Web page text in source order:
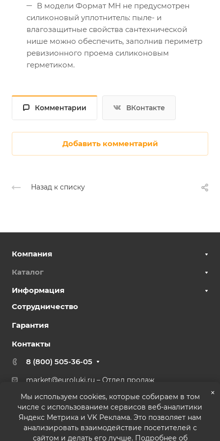
В модели Формат МН не предусмотрен
силиконовый уплотнитель: пыле- и
влагозащитные свойства сантехнической
нише можно обеспечить, заполнив периметр
ревизионного проема силиконовым
герметиком.
Комментарии ВКонтакте
Добавить комментарий
Назад к списку
Компания
Каталог
Информация
Сотрудничество
Гарантия
Контакты
8 (800) 505-36-05
market@euroluki.ru – Отдел продаж
г. Москва, ул. Генерала Белова, 43 к2, офис 27
×
Мы используем cookies, которые собираем в том
числе с использованием сервисов веб-аналитики
Яндекс Метрика и VK Реклама. Это позволяет нам
анализировать взаимодействие посетителей с
сайтом и делать его лучше. Подробнее об